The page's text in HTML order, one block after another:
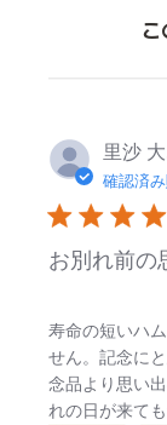
こ
里沙
確認済
お別れ前の
寿命の短いハ
せん。記念に
念品より思い
れの日が来て
read more